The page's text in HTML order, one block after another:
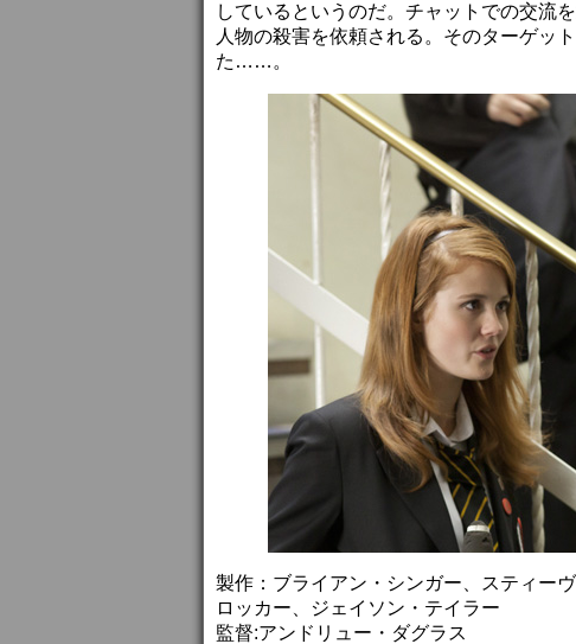
しているというのだ。チャットでの交流
人物の殺害を依頼される。そのターゲッ
た……。
製作：ブライアン・シンガー、スティー
ロッカー、ジェイソン・テイラー
監督:アンドリュー・ダグラス